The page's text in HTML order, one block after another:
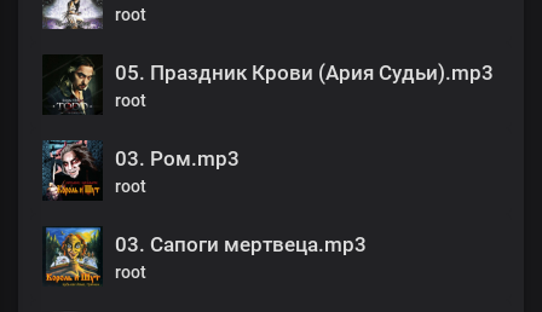
root
05. Праздник Крови (Ария Судьи).mp3
root
03. Ром.mp3
root
03. Сапоги мертвеца.mp3
root